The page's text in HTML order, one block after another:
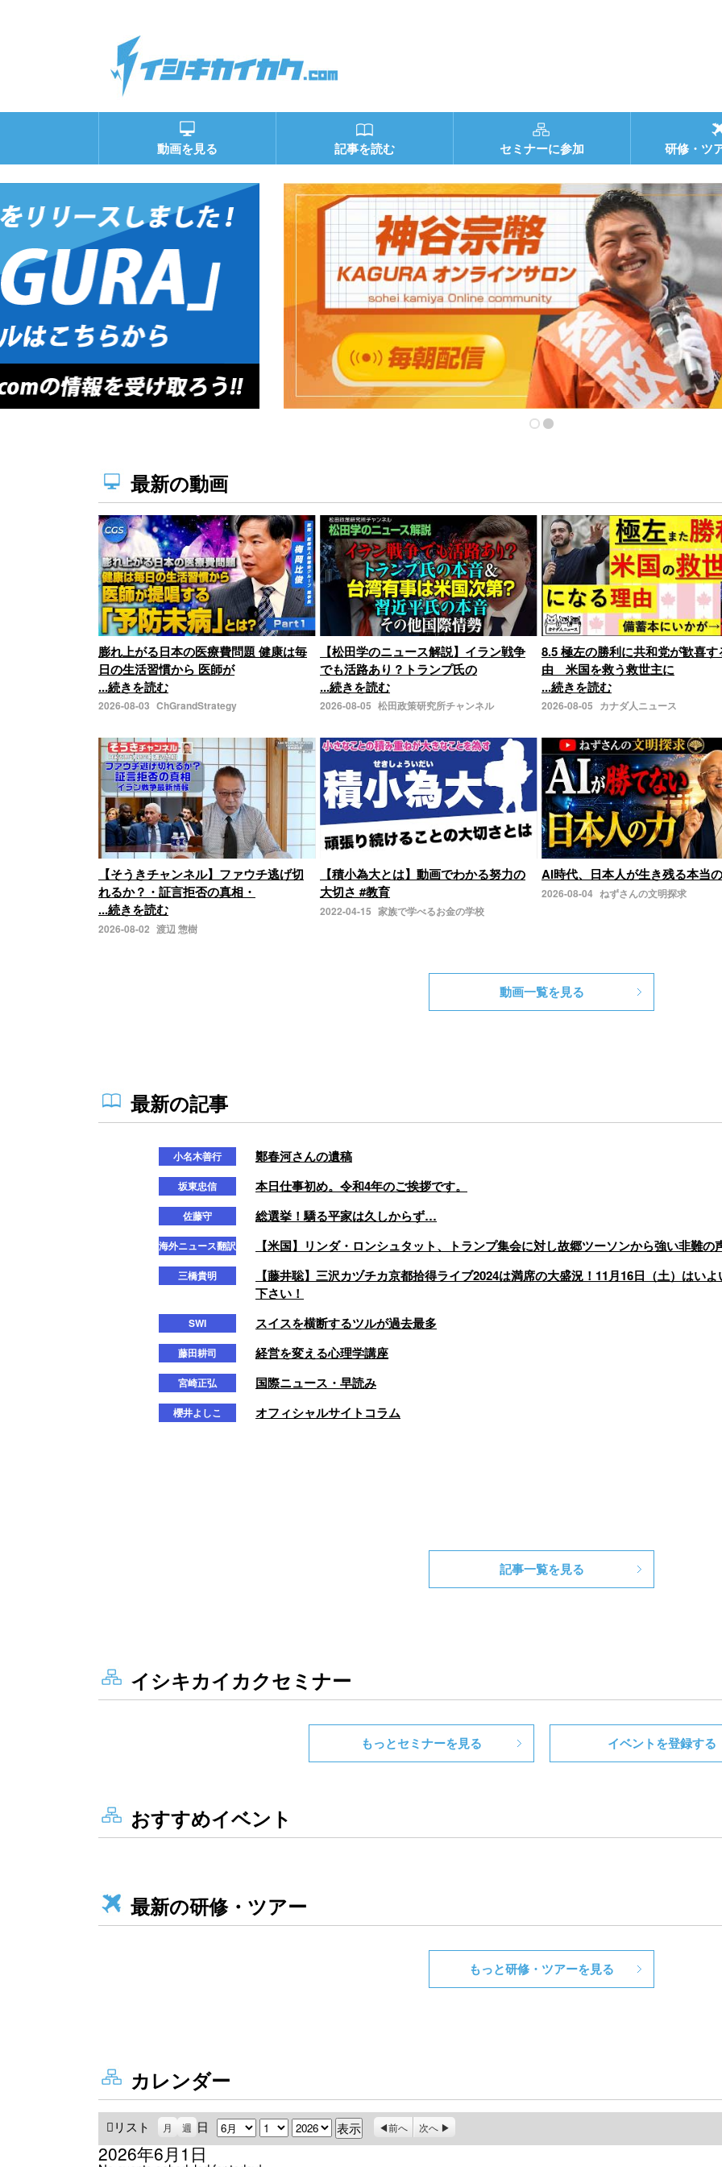
動画を見る 記事を読む セミナーに参加 研修・ツ
最新の動画
膨れ上がる日本の医療費問題 健康は毎
日の生活習慣から 医師が
...続きを読む
2026-08-03 ChGrandStrategy
【松田学のニュース解説】イラン戦争
でも活路あり？トランプ氏の
...続きを読む
2026-08-05 松田政策研究所チャンネル
8.5 極左の勝利に共和党が歓喜す
由 米国を救う救世主に
...続きを読む
2026-08-05 カナダ人ニュース
【そうきチャンネル】ファウチ逃げ切
れるか？・証言拒否の真相・
...続きを読む
2026-08-02 渡辺 惣樹
【積小為大とは】動画でわかる努力の
大切さ #教育
2022-04-15 家族で学べるお金の学校
AI時代、日本人が生き残る本当
2026-08-04 ねずさんの文明探求
動画一覧を見る
最新の記事
記事一覧を見る
イシキカイカクセミナー
もっとセミナーを見る イベントを登録する
おすすめイベント
最新の研修・ツアー
もっと研修・ツアーを見る
カレンダー
リスト
示
月 週 日 月 日 年 前へ 次へ
2026年6月1日